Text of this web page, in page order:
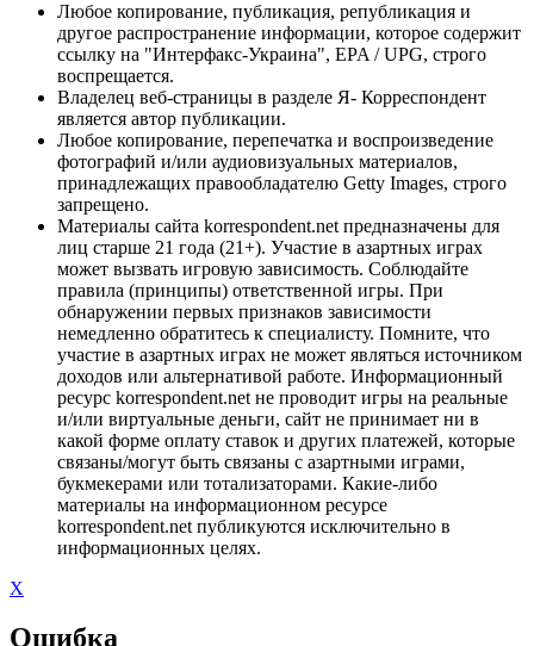
Любое копирование, публикация, републикация и
другое распространение информации, которое содержит
ссылку на "Интерфакс-Украина", EPA / UPG, строго
воспрещается.
Владелец веб-страницы в разделе Я- Корреспондент
является автор публикации.
Любое копирование, перепечатка и воспроизведение
фотографий и/или аудиовизуальных материалов,
принадлежащих правообладателю Getty Images, строго
запрещено.
Материалы сайта korrespondent.net предназначены для
лиц старше 21 года (21+). Участие в азартных играх
может вызвать игровую зависимость. Соблюдайте
правила (принципы) ответственной игры. При
обнаружении первых признаков зависимости
немедленно обратитесь к специалисту. Помните, что
участие в азартных играх не может являться источником
доходов или альтернативой работе. Информационный
ресурс korrespondent.net не проводит игры на реальные
и/или виртуальные деньги, сайт не принимает ни в
какой форме оплату ставок и других платежей, которые
связаны/могут быть связаны с азартными играми,
букмекерами или тотализаторами. Какие-либо
материалы на информационном ресурсе
korrespondent.net публикуются исключительно в
информационных целях.
X
Ошибка